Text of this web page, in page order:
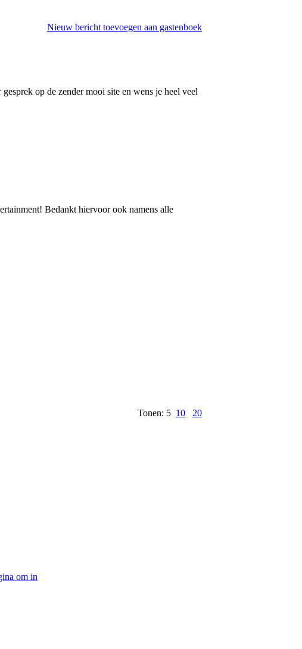
Nieuw bericht toevoegen aan gastenboek
op de zender mooi site en wens je heel veel
Bedankt hiervoor ook namens alle
Tonen: 5 10 20
om in